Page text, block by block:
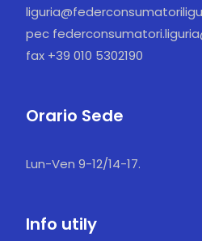
pec
fax +39 010 5302190
Orario Sede
Lun-Ven 9-12/14-17.
Info utily